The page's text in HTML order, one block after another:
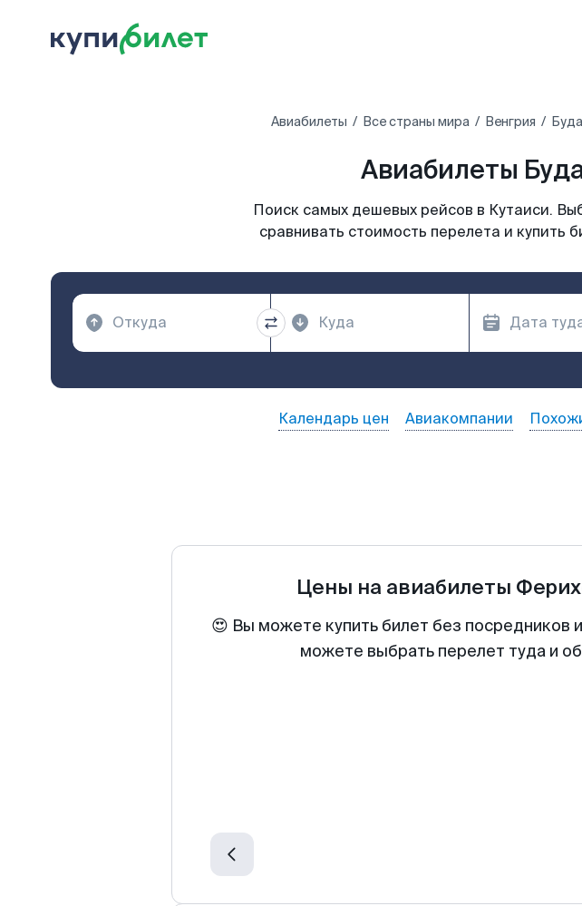
Авиабилеты Все страны мира Венгрия
Авиабилеты
Поиск самых дешевых рейсов в Кутаиси.
сравнивать стоимость перелета и купить
Календарь цен Авиакомпании
Цены на авиабилеты
😍 Вы можете купить билет без посредников
можете выбрать перелет туда и